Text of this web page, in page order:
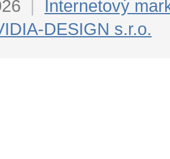
Internetový
DESIGN s.r.o.